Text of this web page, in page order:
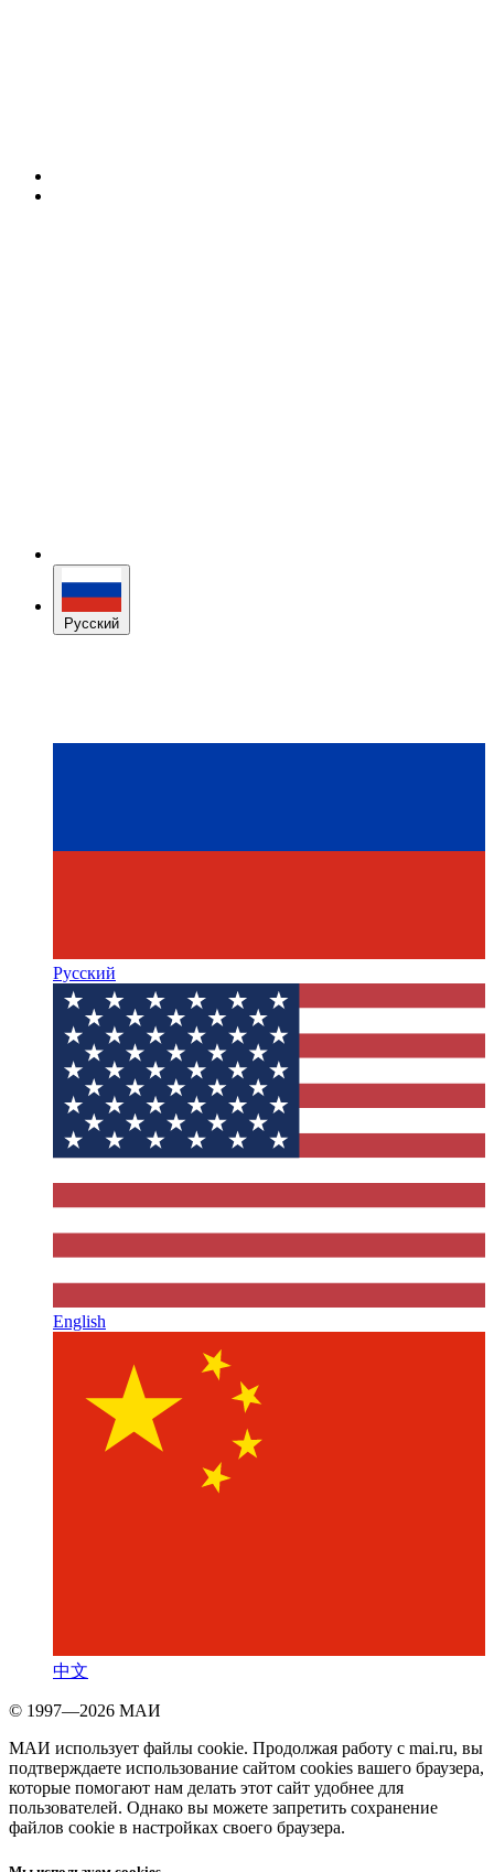
Русский
Русский
English
中文
© 1997—2026 МАИ
МАИ использует файлы cookie. Продолжая работу с mai.ru, вы
подтверждаете использование сайтом cookies вашего браузера,
которые помогают нам делать этот сайт удобнее для
пользователей. Однако вы можете запретить сохранение
файлов cookie в настройках своего браузера.